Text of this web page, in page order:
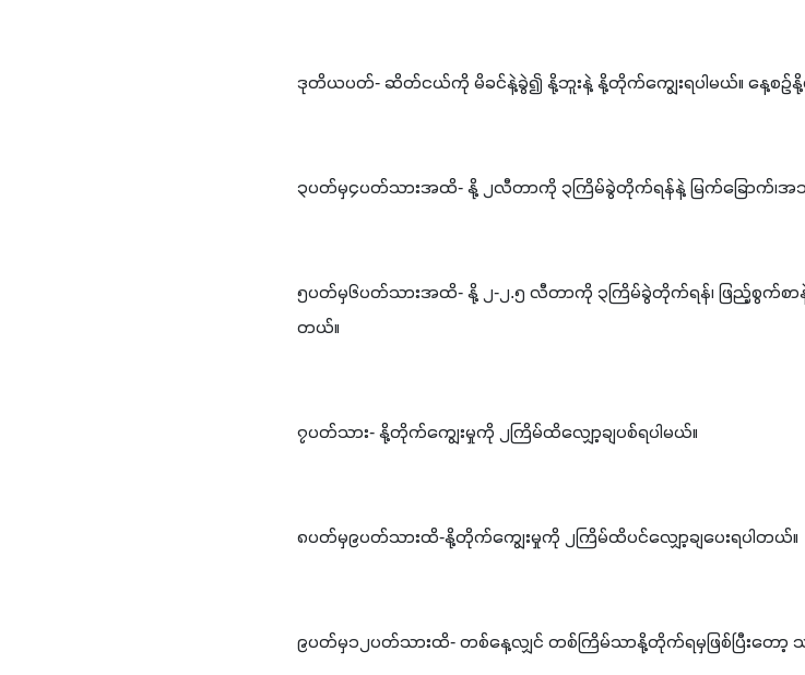
ဒုတိယပတ်- ဆိတ်ငယ်ကို မိခင်နဲ့ခွဲ၍ နို့ဘူးနဲ့ နို့တိုက်ကျွေးရပါမယ်။ နေ့စဉ်
၃ပတ်မှ၄ပတ်သားအထိ- နို့ ၂လီတာကို ၃ကြိမ်ခွဲတိုက်ရန်နဲ့ မြက်ခြောက်၊အသ
၅ပတ်မှ၆ပတ်သားအထိ- နို့ ၂-၂.၅ လီတာကို ၃ကြိမ်ခွဲတိုက်ရန်၊ ဖြည့်စွက်စာနဲ့
တယ်။
၇ပတ်သား- နို့တိုက်ကျွေးမှုကို ၂ကြိမ်ထိလျှော့ချပစ်ရပါမယ်။
၈ပတ်မှ၉ပတ်သားထိ-နို့တိုက်ကျွေးမှုကို ၂ကြိမ်ထိပင်လျှော့ချပေးရပါတယ်။
၉ပတ်မှ၁၂ပတ်သားထိ- တစ်နေ့လျှင် တစ်ကြိမ်သာနို့တိုက်ရမှဖြစ်ပြီးတော့